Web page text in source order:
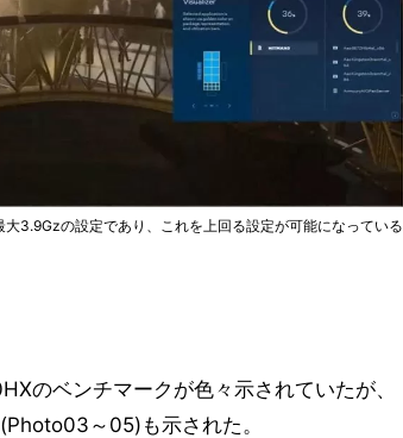
3.9Gzの設定であり、これを上回る設定が可能になっている
のベンチマークが色々示されていたが、
～05)も示された。